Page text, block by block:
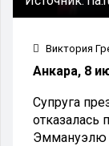
Виктория
Анкара, 8
Супруга
отказалась
Эммануэлю